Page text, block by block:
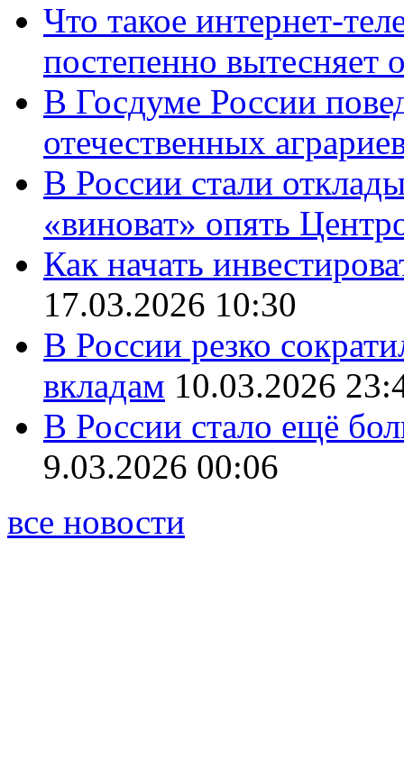
Что такое интернет-
постепенно вытесняет
В Госдуме России
отечественных
В России стали
«виноват» опять
Как начать
17.03.2026 10:30
В России резко
вкладам 10.03.2026
В России стало ещё
9.03.2026 00:06
все новости